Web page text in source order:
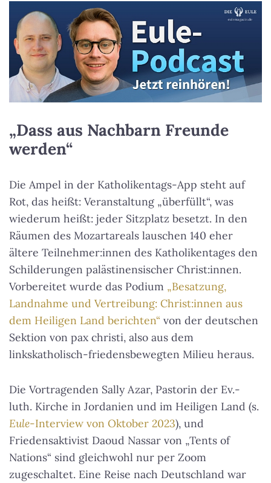
„Dass aus Nachbarn Freunde
werden“
Die Ampel in der Katholikentags-App steht auf
Rot, das heißt: Veranstaltung „überfüllt“, was
wiederum heißt: jeder Sitzplatz besetzt. In den
Räumen des Mozartareals lauschen 140 eher
ältere Teilnehmer:innen des Katholikentages den
Schilderungen palästinensischer Christ:innen.
Vorbereitet wurde das Podium „Besatzung,
Landnahme und Vertreibung: Christ:innen aus
dem Heiligen Land berichten“ von der deutschen
Sektion von pax christi, also aus dem
linkskatholisch-friedensbewegten Milieu heraus.
Die Vortragenden Sally Azar, Pastorin der Ev.-
luth. Kirche in Jordanien und im Heiligen Land (s.
Eule-Interview von Oktober 2023), und
Friedensaktivist Daoud Nassar von „Tents of
Nations“ sind gleichwohl nur per Zoom
zugeschaltet. Eine Reise nach Deutschland war